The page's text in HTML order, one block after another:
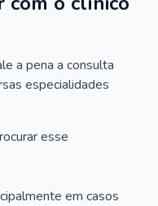
a pena a consulta
especialidades
esse
em casos